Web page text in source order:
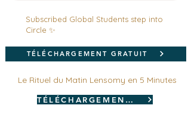
Subscribed Global Students step into
Circle ✨
TÉLÉCHARGEMENT GRATUIT
Le Rituel du Matin Lensomy en 5 Minutes
TÉLÉCHARGEMENT GRATUIT